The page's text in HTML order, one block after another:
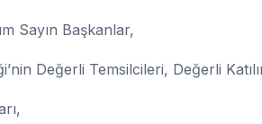
Sayın Başkanlar,
Değerli Temsilcileri, Değerli